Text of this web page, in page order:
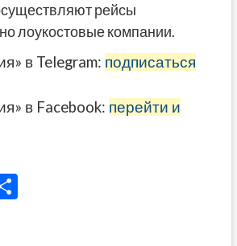
рейсы
лоукостовые компании.
в Telegram: подписаться
в Facebook: перейти и
О